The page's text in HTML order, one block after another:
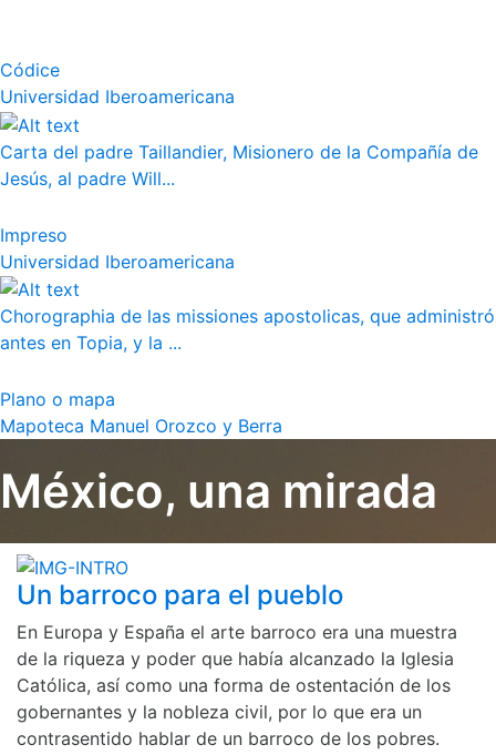
Códice
Universidad Iberoamericana
Carta del padre Taillandier, Misionero de la Compañía de
Jesús, al padre Will...
Impreso
Universidad Iberoamericana
Chorographia de las missiones apostolicas, que administró
antes en Topia, y la ...
Plano o mapa
Mapoteca Manuel Orozco y Berra
México, una mirada
Un barroco para el pueblo
En Europa y España el arte barroco era una muestra
de la riqueza y poder que había alcanzado la Iglesia
Católica, así como una forma de ostentación de los
gobernantes y la nobleza civil, por lo que era un
contrasentido hablar de un barroco de los pobres.